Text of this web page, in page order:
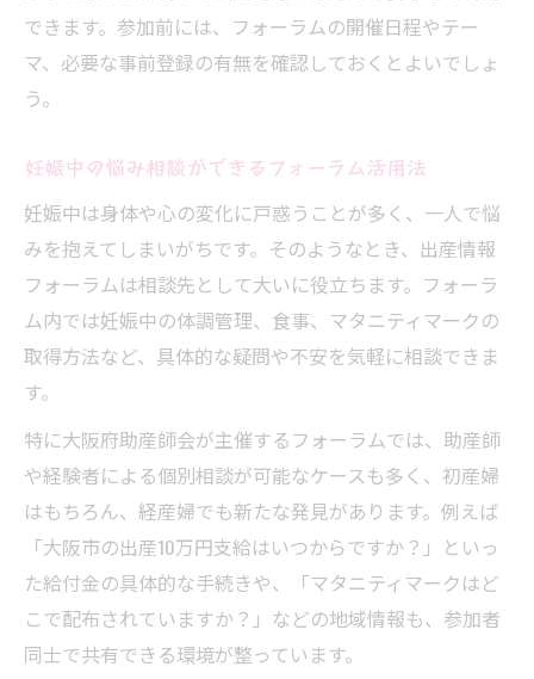
できます。参加前には、フォーラムの開催日程やテー
マ、必要な事前登録の有無を確認しておくとよいでしょ
う。
妊娠中の悩み相談ができるフォーラム活用法
妊娠中は身体や心の変化に戸惑うことが多く、一人で悩
みを抱えてしまいがちです。そのようなとき、出産情報
フォーラムは相談先として大いに役立ちます。フォーラ
ム内では妊娠中の体調管理、食事、マタニティマークの
取得方法など、具体的な疑問や不安を気軽に相談できま
す。
特に大阪府助産師会が主催するフォーラムでは、助産師
や経験者による個別相談が可能なケースも多く、初産婦
はもちろん、経産婦でも新たな発見があります。例えば
「大阪市の出産10万円支給はいつからですか？」といっ
た給付金の具体的な手続きや、「マタニティマークはど
こで配布されていますか？」などの地域情報も、参加者
同士で共有できる環境が整っています。